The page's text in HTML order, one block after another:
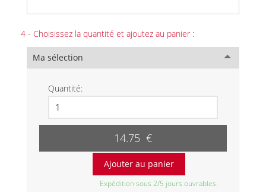
4 - Choisissez la quantité et ajoutez au panier :
Ma sélection
Quantité:
14.75 €
Expédition sous 2/5 jours ouvrables.